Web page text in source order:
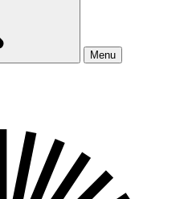
Menu